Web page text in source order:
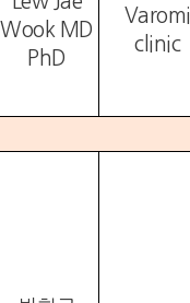
Wook MD
PhD
Varomi
clinic